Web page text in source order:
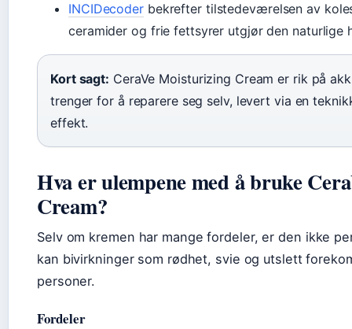
INCIDecoderbekrefter tilstedeværelsen av
ceramider og frie fettsyrer utgjør den naturlige
Kort sagt: CeraVe Moisturizing Cream er rik på
trenger for å reparere seg selv, levert via en
effekt.
Hva er ulempene med å bruke
Cream?
Selv om kremen har mange fordeler, er den ikke
kan bivirkninger som rødhet, svie og utslett
personer.
Fordeler